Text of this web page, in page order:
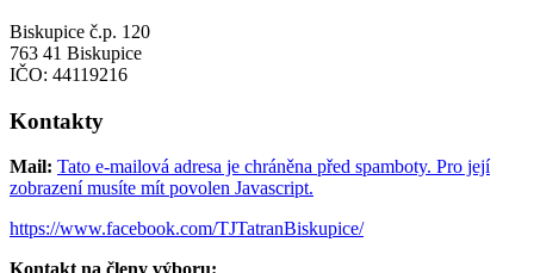
Biskupice č.p. 120
763 41 Biskupice
IČO: 44119216
Kontakty
Mail: Tato e-mailová adresa je chráněna před spamboty. Pro její
zobrazení musíte mít povolen Javascript.
https://www.facebook.com/TJTatranBiskupice/